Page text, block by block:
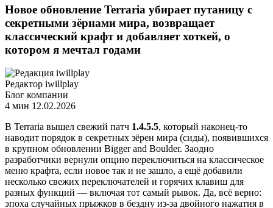
Новое обновление Terraria убирает путаницу с
секретными зёрнами мира, возвращает
классический крафт и добавляет хоткей, о
котором я мечтал годами
Редактор iwillplay
Блог компании
4 мин 12.02.2026
В Terraria вышел свежий патч 1.4.5.5, который наконец-то
наводит порядок в секретных зёрен мира (сиды), появившихся
в крупном обновлении Bigger and Boulder. Заодно
разработчики вернули опцию переключиться на классическое
меню крафта, если новое так и не зашло, а ещё добавили
несколько свежих переключателей и горячих клавиш для
разных функций — включая тот самый рывок. Да, всё верно:
эпоха случайных прыжков в бездну из-за двойного нажатия в